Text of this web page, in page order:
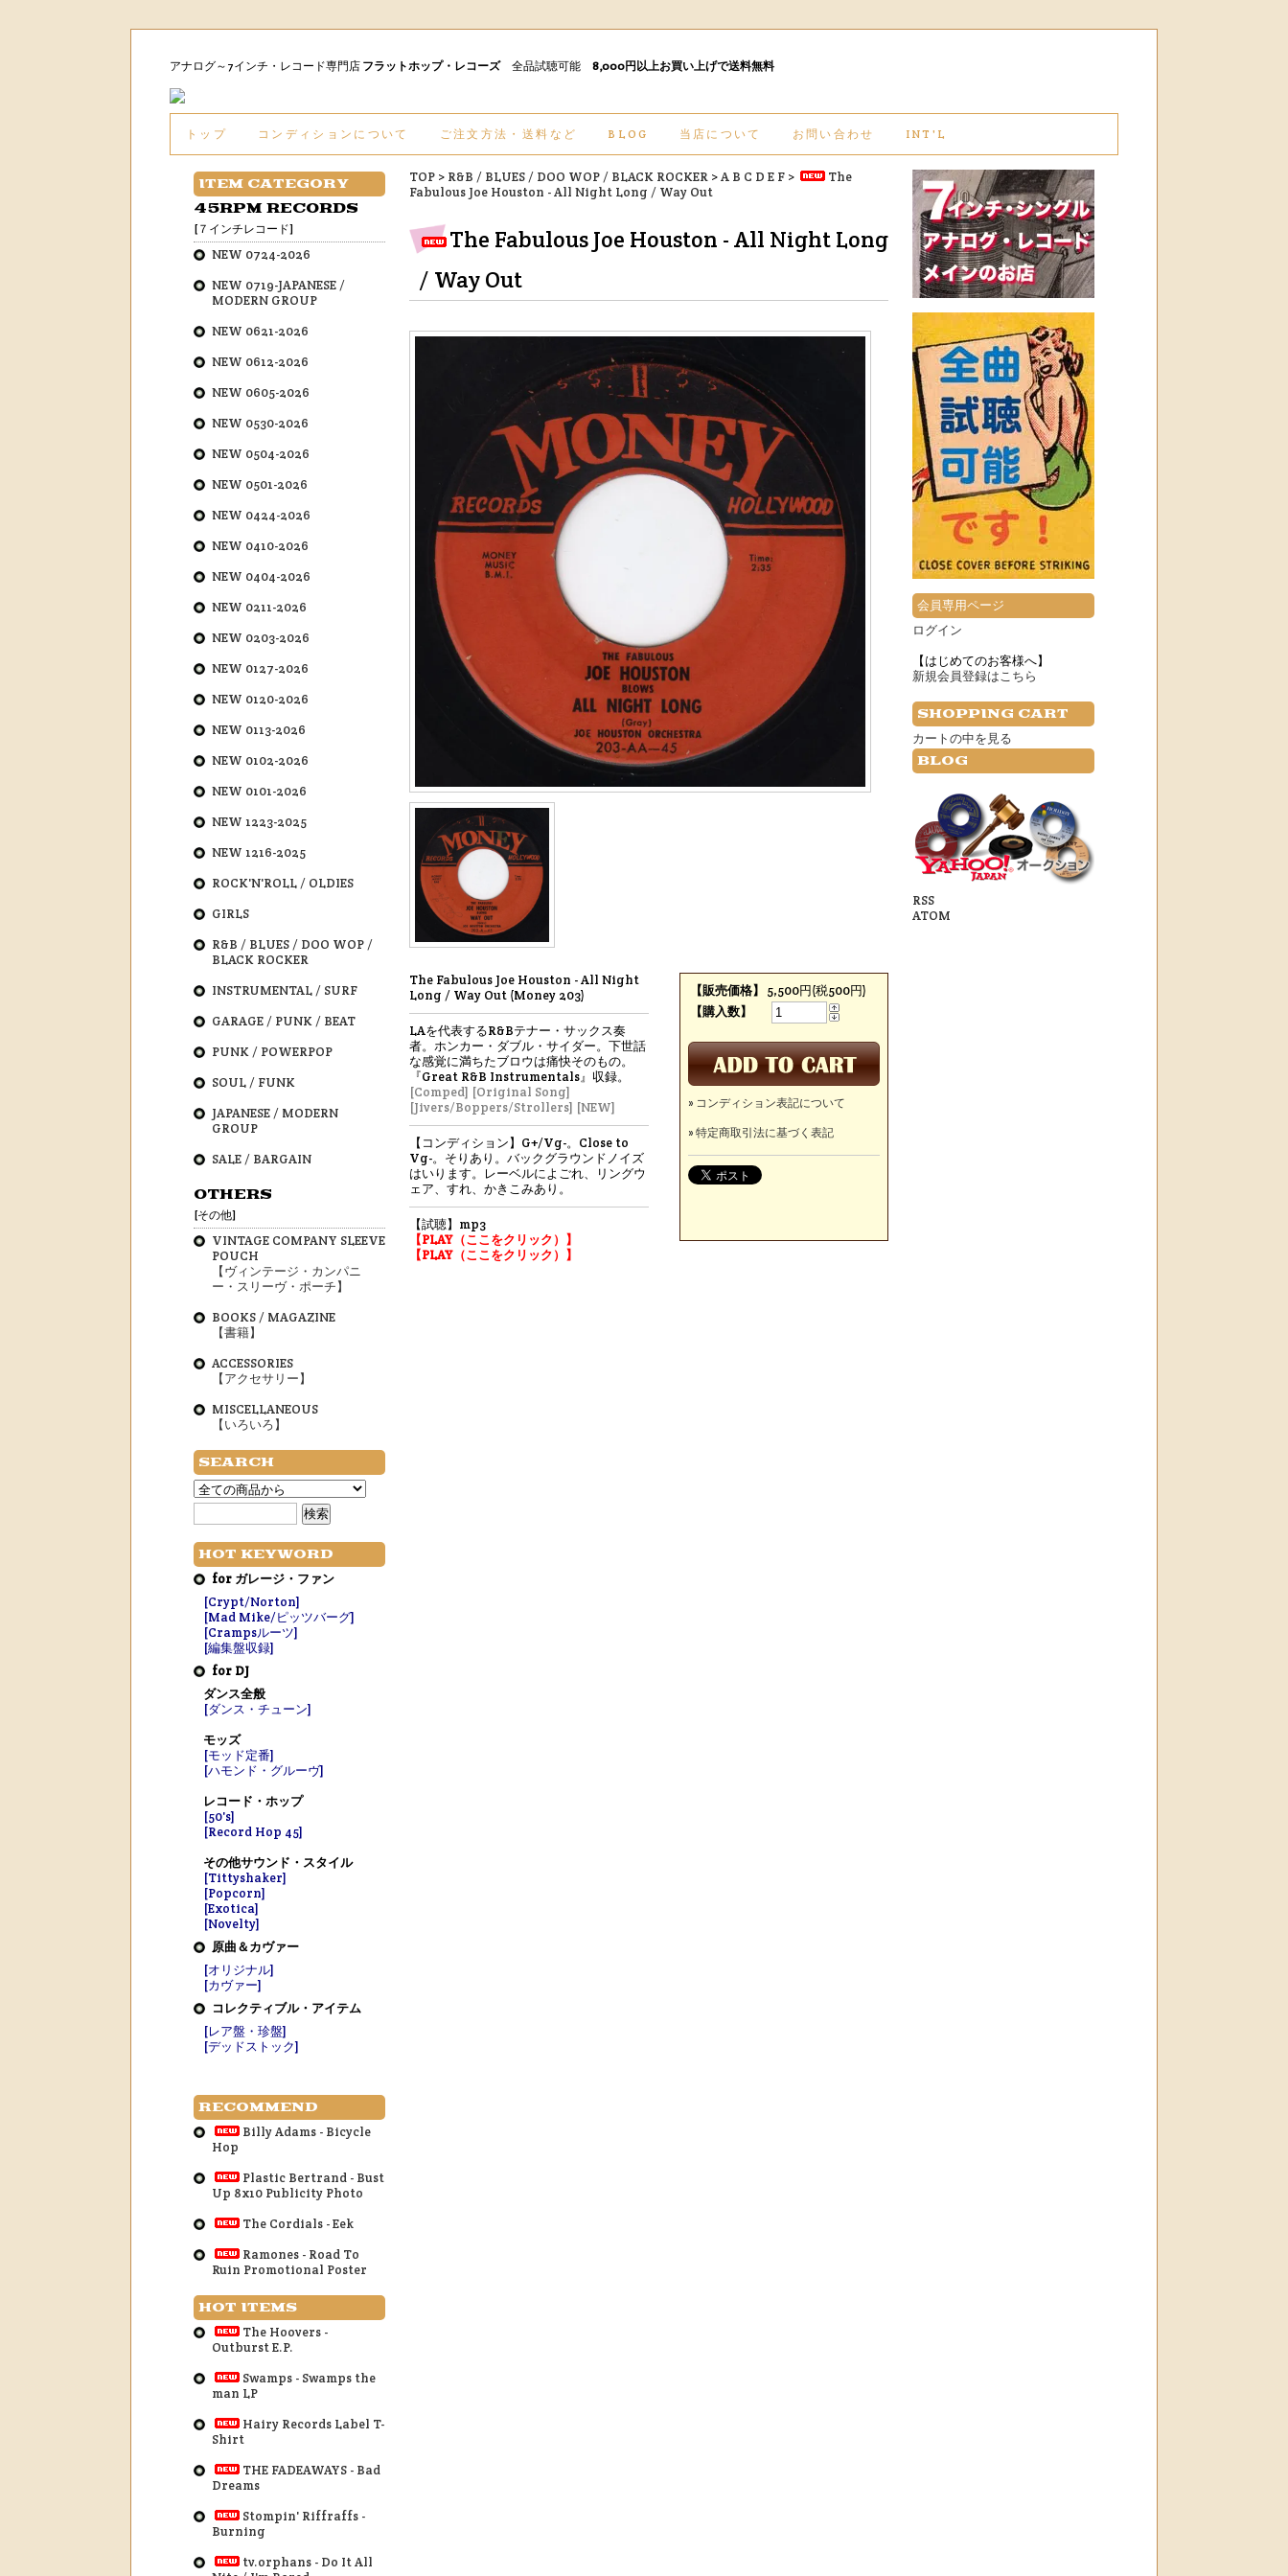
アナログ～7インチ・レコード専門店 フラットホップ・レコーズ全品試聴可能 8,000円以上お買い上げで送料無料
トップ コンディションについて ご注文方法・送料など BLOG 当店について お問い合わせ INT'L
TOP > R&B / BLUES / DOO WOP / BLACK ROCKER >A B C D E F >
The
Fabulous Joe Houston - All Night Long / Way Out
The Fabulous Joe Houston - All Night Long
/ Way Out
The Fabulous Joe Houston - All Night
Long / Way Out (Money 203)
LAを代表するR&Bテナー・サックス奏
者。ホンカー・ダブル・サイダー。下世話
な感覚に満ちたブロウは痛快そのもの。
『Great R&B Instrumentals』収録。
[Comped] [Original Song]
[Jivers/Boppers/Strollers] [NEW]
【コンディション】G+/Vg-。Close to
Vg-。そりあり。バックグラウンドノイズ
はいります。レーベルによごれ、リングウ
ェア、すれ、かきこみあり。
【試聴】mp3
【PLAY（ここをクリック）】
【PLAY（ここをクリック）】
【販売価格】
5,500円(税500円)
【購入数】
» コンディション表記について
» 特定商取引法に基づく表記
ITEM CATEGORY
45RPM RECORDS
[７インチレコード]
NEW 0724-2026
NEW 0719-JAPANESE /
MODERN GROUP
NEW 0621-2026
NEW 0612-2026
NEW 0605-2026
NEW 0530-2026
NEW 0504-2026
NEW 0501-2026
NEW 0424-2026
NEW 0410-2026
NEW 0404-2026
NEW 0211-2026
NEW 0203-2026
NEW 0127-2026
NEW 0120-2026
NEW 0113-2026
NEW 0102-2026
NEW 0101-2026
NEW 1223-2025
NEW 1216-2025
ROCK'N'ROLL / OLDIES
GIRLS
R&B / BLUES / DOO WOP /
BLACK ROCKER
INSTRUMENTAL / SURF
GARAGE / PUNK / BEAT
PUNK / POWERPOP
SOUL / FUNK
JAPANESE / MODERN
GROUP
SALE / BARGAIN
OTHERS
[その他]
VINTAGE COMPANY SLEEVE
POUCH
【ヴィンテージ・カンパニ
ー・スリーヴ・ポーチ】
BOOKS / MAGAZINE
【書籍】
ACCESSORIES
【アクセサリー】
MISCELLANEOUS
【いろいろ】
SEARCH
HOT KEYWORD
for ガレージ・ファン
[Crypt/Norton]
[Mad Mike/ピッツバーグ]
[Crampsルーツ]
[編集盤収録]
for DJ
ダンス全般
[ダンス・チューン]
モッズ
[モッド定番]
[ハモンド・グルーヴ]
レコード・ホップ
[50's]
[Record Hop 45]
その他サウンド・スタイル
[Tittyshaker]
[Popcorn]
[Exotica]
[Novelty]
原曲＆カヴァー
[オリジナル]
[カヴァー]
コレクティブル・アイテム
[レア盤・珍盤]
[デッドストック]
RECOMMEND
Billy Adams - Bicycle
Hop
Plastic Bertrand - Bust
Up 8x10 Publicity Photo
The Cordials - Eek
Ramones - Road To
Ruin Promotional Poster
HOT ITEMS
The Hoovers -
Outburst E.P.
Swamps - Swamps the
man LP
Hairy Records Label T-
Shirt
THE FADEAWAYS - Bad
Dreams
Stompin' Riffraffs -
Burning
tv.orphans - Do It All
会員専用ページ
ログイン
【はじめてのお客様へ】
新規会員登録はこちら
SHOPPING CART
カートの中を見る
BLOG
RSS
ATOM